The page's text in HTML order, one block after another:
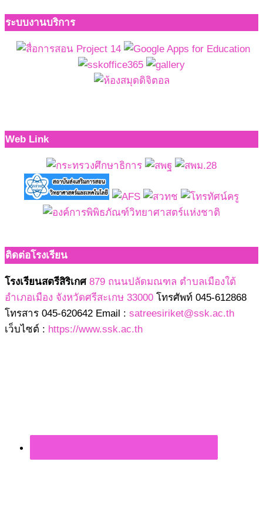
ระบบงานบริการ
Web Link
ติดต่อโรงเรียน
โรงเรียนสตรีสิริเกศ 879 ถนนปลัดมณฑล ตำบลเมืองใต้
อำเภอเมือง จังหวัดศรีสะเกษ 33000 โทรศัพท์ 045-612868
โทรสาร 045-620642 Email : satreesiriket@ssk.ac.th
เว็บไซต์ : https://www.ssk.ac.th